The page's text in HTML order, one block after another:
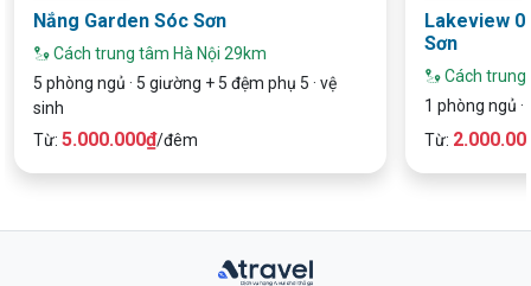
Nắng Garden Sóc Sơn
Cách trung tâm Hà Nội 29km
5 phòng ngủ · 5 giường + 5 đệm phụ 5 · vệ
sinh
Từ: 5.000.000₫/đêm
Lakeview
Sơn
Cách trung
1 phòng ngủ ·
Từ: